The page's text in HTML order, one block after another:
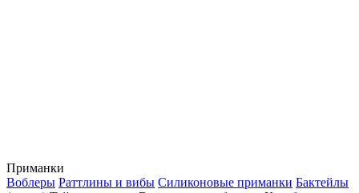
Приманки
Воблеры Раттлины и вибы Силиконовые приманки Бактейлы